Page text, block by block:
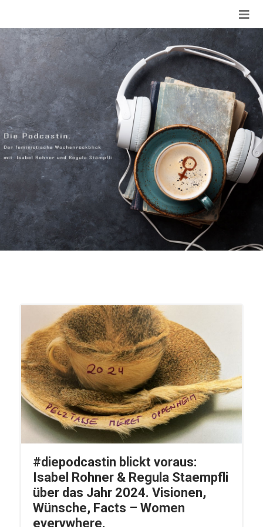
#diepodcastin blickt voraus:
Isabel Rohner & Regula Staempfli
über das Jahr 2024. Visionen,
Wünsche, Facts – Women
everywhere.